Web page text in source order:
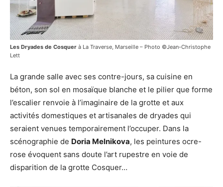
Les Dryades de Cosquer à La Traverse, Marseille – Photo ©Jean-Christophe
Lett
La grande salle avec ses contre-jours, sa cuisine en
béton, son sol en mosaïque blanche et le pilier que forme
l’escalier renvoie à l’imaginaire de la grotte et aux
activités domestiques et artisanales de dryades qui
seraient venues temporairement l’occuper. Dans la
scénographie de Doria Melnikova, les peintures ocre-
rose évoquent sans doute l’art rupestre en voie de
disparition de la grotte Cosquer…